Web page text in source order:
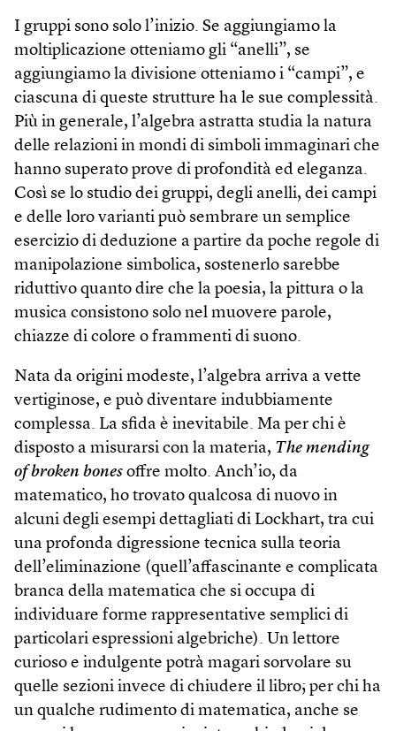
I gruppi sono solo l’inizio. Se aggiungiamo la
moltiplicazione otteniamo gli “anelli”, se
aggiungiamo la divisione otteniamo i “campi”, e
ciascuna di queste strutture ha le sue complessità.
Più in generale, l’algebra astratta studia la natura
delle relazioni in mondi di simboli immaginari che
hanno superato prove di profondità ed eleganza.
Così se lo studio dei gruppi, degli anelli, dei campi
e delle loro varianti può sembrare un semplice
esercizio di deduzione a partire da poche regole di
manipolazione simbolica, sostenerlo sarebbe
riduttivo quanto dire che la poesia, la pittura o la
musica consistono solo nel muovere parole,
chiazze di colore o frammenti di suono.
Nata da origini modeste, l’algebra arriva a vette
vertiginose, e può diventare indubbiamente
complessa. La sfida è inevitabile. Ma per chi è
disposto a misurarsi con la materia, The mending
of broken bones offre molto. Anch’io, da
matematico, ho trovato qualcosa di nuovo in
alcuni degli esempi dettagliati di Lockhart, tra cui
una profonda digressione tecnica sulla teoria
dell’eliminazione (quell’affascinante e complicata
branca della matematica che si occupa di
individuare forme rappresentative semplici di
particolari espressioni algebriche). Un lettore
curioso e indulgente potrà magari sorvolare su
quelle sezioni invece di chiudere il libro; per chi ha
un qualche rudimento di matematica, anche se